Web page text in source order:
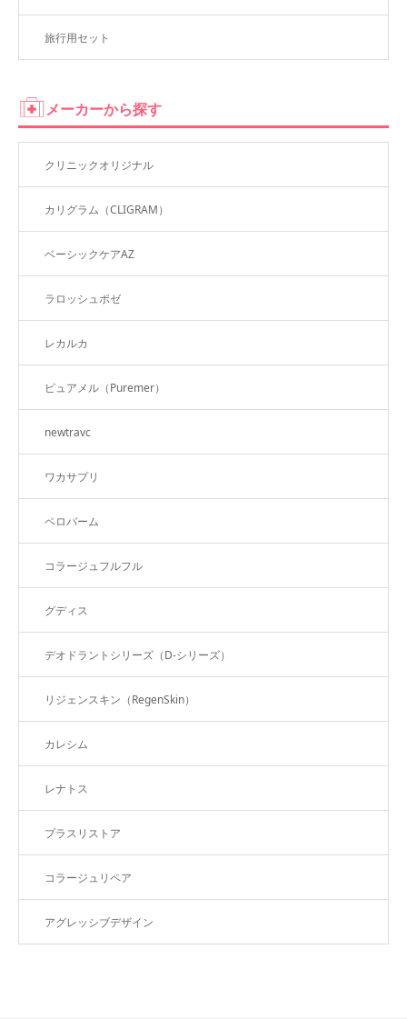
旅行用セット
メーカーから探す
クリニックオリジナル
カリグラム（CLIGRAM）
ベーシックケアAZ
ラロッシュポゼ
レカルカ
ピュアメル（Puremer）
newtravc
ワカサプリ
ペロバーム
コラージュフルフル
グディス
デオドラントシリーズ（D-シリーズ）
リジェンスキン（RegenSkin）
カレシム
レナトス
プラスリストア
コラージュリペア
アグレッシブデザイン
レビューを見る